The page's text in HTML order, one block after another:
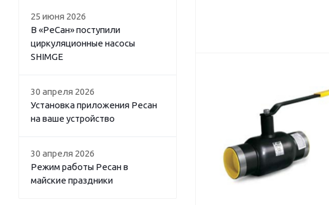
25 июня 2026
В «РеСан» поступили
циркуляционные насосы
SHIMGE
30 апреля 2026
Установка приложения Ресан
на ваше устройство
30 апреля 2026
Режим работы Ресан в
майские праздники